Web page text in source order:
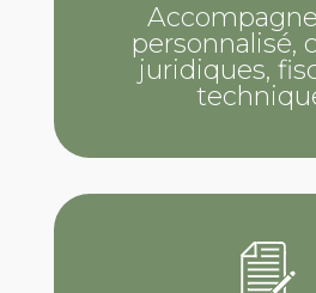
personnalisé,
juridiques,